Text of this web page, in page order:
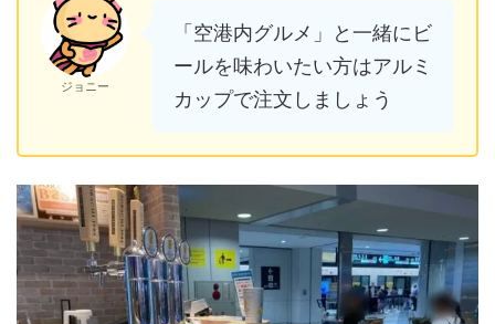
ジョニー
「空港内グルメ」と一緒にビ
ールを味わいたい方はアルミ
カップで注文しましょう